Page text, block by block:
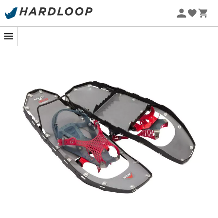
Sommarerbjudanden 🔥 -5 % EXTRA vid köp av 2 produkter*